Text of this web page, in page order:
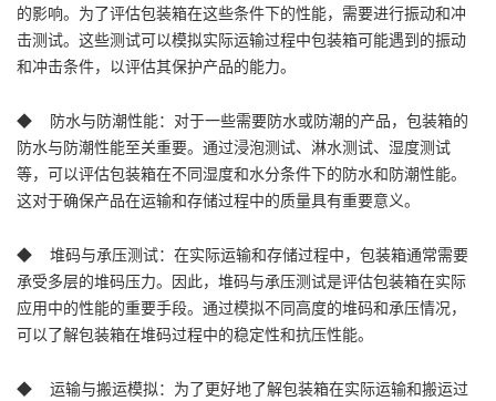
的影响。为了评估包装箱在这些条件下的性能，需要进行振动和冲
击测试。这些测试可以模拟实际运输过程中包装箱可能遇到的振动
和冲击条件，以评估其保护产品的能力。
◆ 防水与防潮性能：对于一些需要防水或防潮的产品，包装箱的
防水与防潮性能至关重要。通过浸泡测试、淋水测试、湿度测试
等，可以评估包装箱在不同湿度和水分条件下的防水和防潮性能。
这对于确保产品在运输和存储过程中的质量具有重要意义。
◆ 堆码与承压测试：在实际运输和存储过程中，包装箱通常需要
承受多层的堆码压力。因此，堆码与承压测试是评估包装箱在实际
应用中的性能的重要手段。通过模拟不同高度的堆码和承压情况，
可以了解包装箱在堆码过程中的稳定性和抗压性能。
◆ 运输与搬运模拟：为了更好地了解包装箱在实际运输和搬运过